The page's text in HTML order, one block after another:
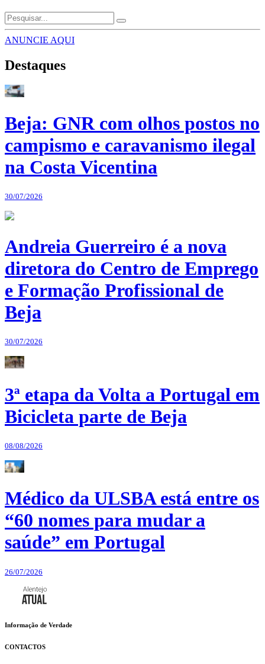
ANUNCIE AQUI
Destaques
Beja: GNR com olhos postos no
campismo e caravanismo ilegal
na Costa Vicentina
30/07/2026
Andreia Guerreiro é a nova
diretora do Centro de Emprego
e Formação Profissional de
Beja
30/07/2026
3ª etapa da Volta a Portugal em
Bicicleta parte de Beja
08/08/2026
Médico da ULSBA está entre os
“60 nomes para mudar a
saúde” em Portugal
26/07/2026
Informação de Verdade
CONTACTOS